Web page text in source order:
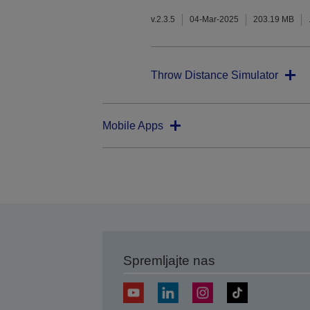
v.2.3.5 04-Mar-2025 203.19 MB
Throw Distance Simulator
Mobile Apps
Spremljajte nas